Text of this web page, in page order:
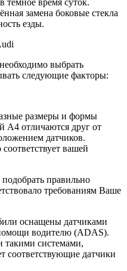
тёмное время суток.
замена боковые стекла
езды.
выбрать
следующие факторы:
размеры и формы
A4 отличаются друг от
датчиков.
вашей
правильно
требованиям Ваше
оснащены датчиками
водителю (ADAS).
такими системами,
соответствующие датчики